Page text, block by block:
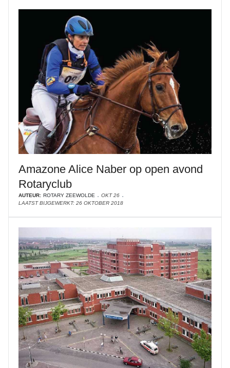
Amazone Alice Naber op open avond
Rotaryclub
AUTEUR: ROTARY ZEEWOLDE
OKT 26
LAATST BIJGEWERKT: 26 OKTOBER 2018